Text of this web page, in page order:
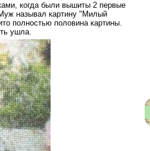
когда были вышиты 2 первые
называл картину "Милый
полностью половина картины.
ушла.